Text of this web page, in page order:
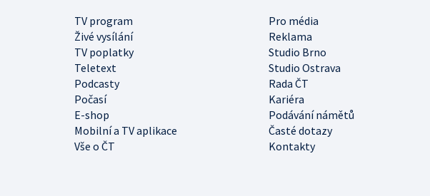
TV program
Pro média
Živé vysílání
Reklama
TV poplatky
Studio Brno
Teletext
Studio Ostrava
Podcasty
Rada ČT
Počasí
Kariéra
E-shop
Podávání námětů
Mobilní a TV aplikace
Časté dotazy
Vše o ČT
Kontakty